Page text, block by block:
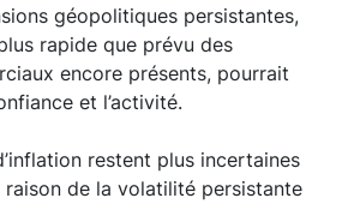
géopolitiques persistantes,
rapide que prévu des
encore présents, pourrait
et l’activité.
restent plus incertaines
raison de la volatilité persistante